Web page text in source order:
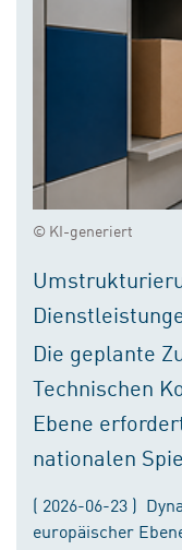
© KI-generiert
Die geplante
Technischen
Ebene
nationalen
( 2026-06-23 )
europäischer